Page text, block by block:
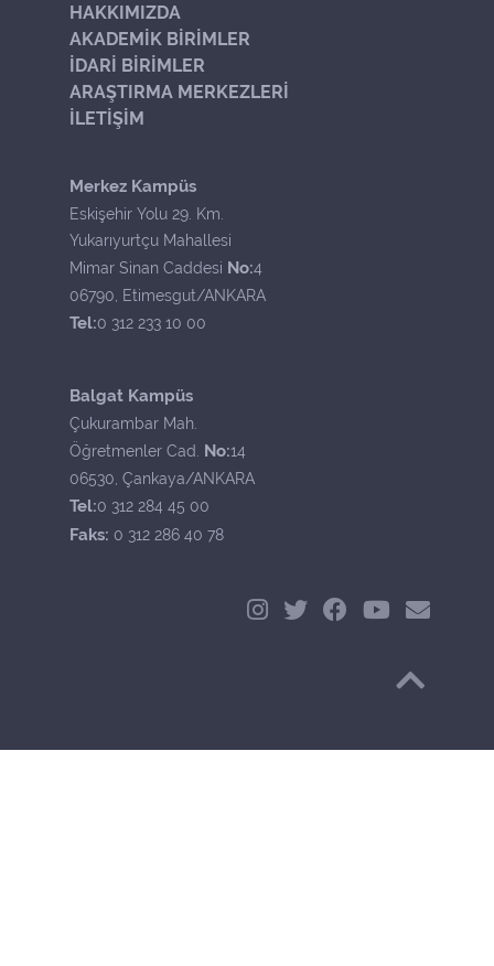
HAKKIMIZDA
AKADEMİK BİRİMLER
İDARİ BİRİMLER
ARAŞTIRMA MERKEZLERİ
İLETİŞİM
Merkez Kampüs
Eskişehir Yolu 29. Km.
Yukarıyurtçu Mahallesi
Mimar Sinan Caddesi No:4
06790, Etimesgut/ANKARA
Tel:0 312 233 10 00
Balgat Kampüs
Çukurambar Mah.
Öğretmenler Cad. No:14
06530, Çankaya/ANKARA
Tel:0 312 284 45 00
Faks: 0 312 286 40 78